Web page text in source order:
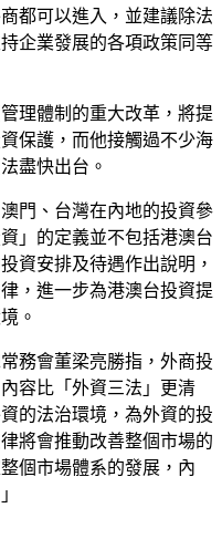
都可以進入，並建議除法
企業發展的各項政策同等
理體制的重大改革，將提
保護，而他接觸過不少海
盡快出台。
門、台灣在內地的投資參
」的定義並不包括港澳台
資安排及待遇作出說明，
，進一步為港澳台投資提
。
務會董梁亮勝指，外商投
容比「外資三法」更清
的法治環境，為外資的投
將會推動改善整個市場的
個市場體系的發展，內